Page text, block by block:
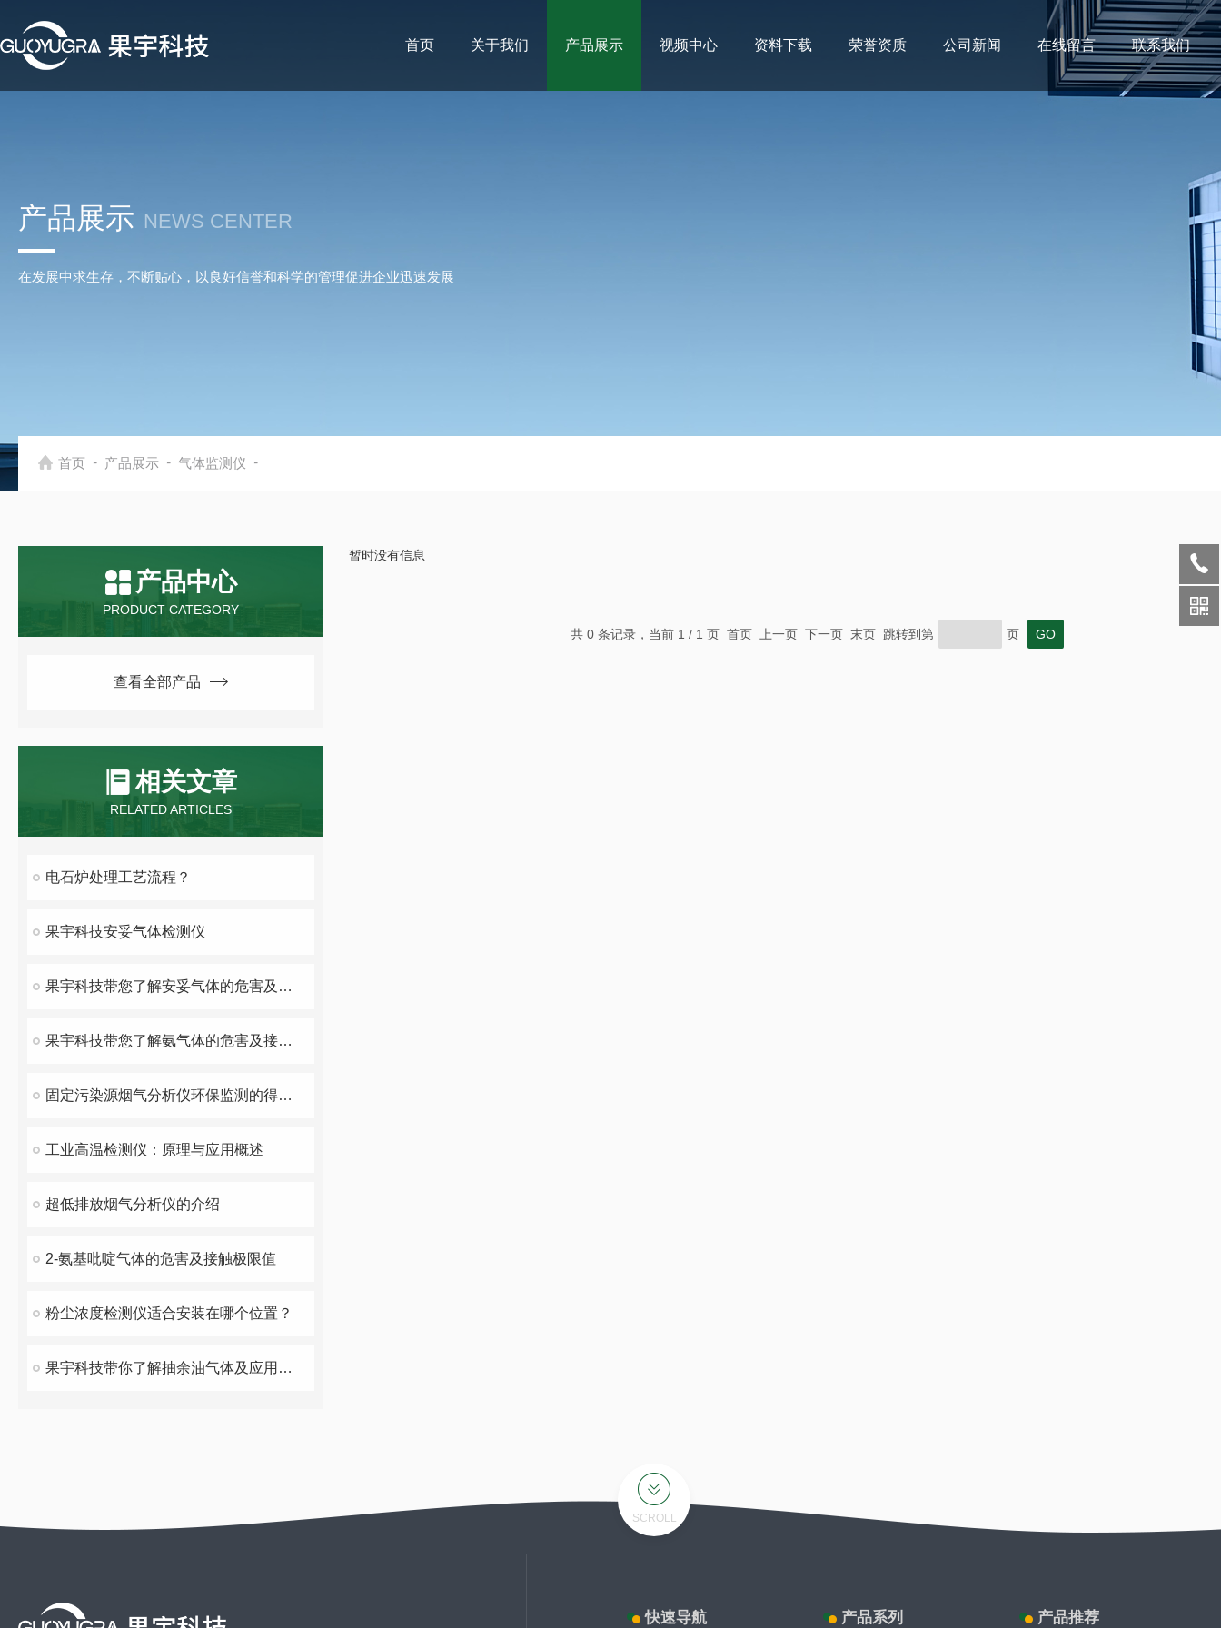
首页 关于我们 产品展示 视频中心 资料下载 荣誉资质 公司新闻 在线留言 联系我们
产品展示 NEWS CENTER
在发展中求生存，不断贴心，以良好信誉和科学的管理促进企业迅速发展
首页 - 产品展示 - 气体监测仪 -
产品中心
PRODUCT CATEGORY
查看全部产品
相关文章
RELATED ARTICLES
电石炉处理工艺流程？
果宇科技安妥气体检测仪
果宇科技带您了解安妥气体的危害及接触极限值
果宇科技带您了解氨气体的危害及接触极限值
固定污染源烟气分析仪环保监测的得力助手
工业高温检测仪：原理与应用概述
超低排放烟气分析仪的介绍
2-氨基吡啶气体的危害及接触极限值
粉尘浓度检测仪适合安装在哪个位置？
果宇科技带你了解抽余油气体及应用场合
暂时没有信息
共 0 条记录，当前 1 / 1 页 首页 上一页 下一页 末页 跳转到第 页
SCROLL
快速导航 产品系列 产品推荐